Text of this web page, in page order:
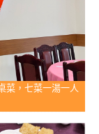
菜，七菜一湯一人